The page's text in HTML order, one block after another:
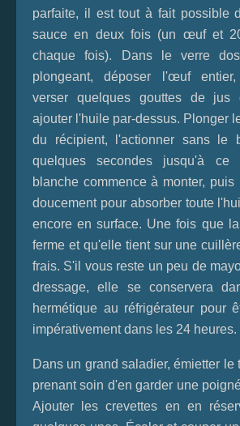
parfaite, il est tout à fait possible
sauce en deux fois (un œuf et
chaque fois). Dans le verre
plongeant, déposer l'œuf
verser quelques gouttes de jus
ajouter l'huile par-dessus. Plonger
du récipient, l'actionner sans le
quelques secondes jusqu'à ce
blanche commence à monter, puis
doucement pour absorber toute
encore en surface. Une fois que
ferme et qu'elle tient sur une
frais. S'il vous reste un peu de
dressage, elle se conservera
hermétique au réfrigérateur pour
impérativement dans les 24 heures.
Dans un grand saladier, émietter le
prenant soin d'en garder une
Ajouter les crevettes en en